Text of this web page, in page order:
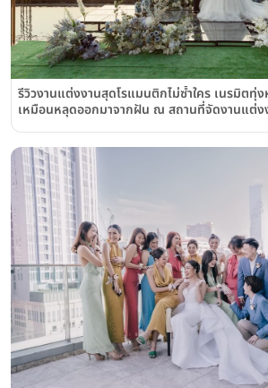
รีวิวงานแต่งงานสุดโรแมนติกไม่ซ้ำใคร เนรมิตทุ่
เหมือนหลุดออกมาจากฝัน ณ สถานที่จัดงานแต่ง